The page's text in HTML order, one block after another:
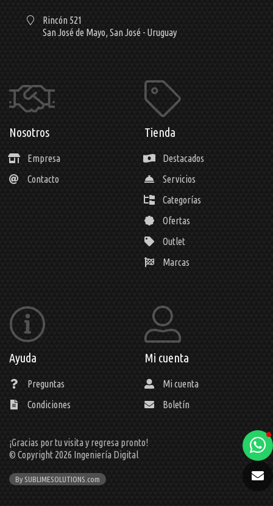
Rincón 521
San José de Mayo,San José - Uruguay
Nosotros
Empresa
Contacto
Tienda
Destacados
Servicios
Categorías
Ofertas
Outlet
Marcas
Ayuda
Preguntas
Condiciones
Mi cuenta
Mi cuenta
Boletín
¡Gracias por tu visita y regresa pronto!
© Copyright 2026 Ingeniería Digital
By SUBLIMESOLUTIONS.com